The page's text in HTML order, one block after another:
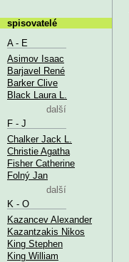
spisovatelé
A - E
Asimov Isaac
Barjavel René
Barker Clive
Black Laura L.
další
F - J
Chalker Jack L.
Christie Agatha
Fisher Catherine
Folný Jan
další
K - O
Kazancev Alexander
Kazantzakis Nikos
King Stephen
King William